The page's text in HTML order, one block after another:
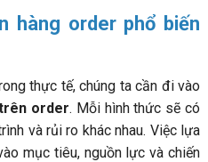
hàng order phổ biến
thực tế, chúng ta cần đi vào
order. Mỗi hình thức sẽ có
và rủi ro khác nhau. Việc lựa
mục tiêu, nguồn lực và chiến